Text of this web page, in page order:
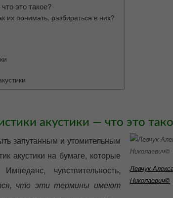
это такое?
их понимать, разбираться в них?
акустики — что это
Левчук
Николаевич©
запутанным и утомительным
акустики на бумаге, которые
чувствительность,
что эти термины имеют